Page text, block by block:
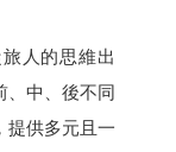
人的思維出
中、後不同
提供多元且一